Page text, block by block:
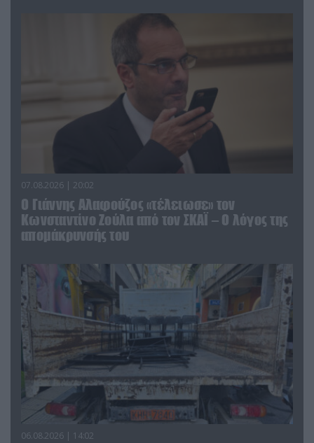
07.08.2026 | 20:02
Ο Γιάννης Αλαφούζος «τέλειωσε» τον
Κωνσταντίνο Ζούλα από τον ΣΚΑΪ – Ο λόγος της
απομάκρυνσής του
06.08.2026 | 14:02